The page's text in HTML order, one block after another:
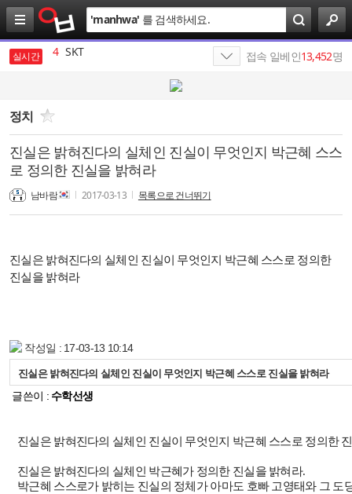
검
색
'manhwa' 를 검색하세요.
실시간
4 SKT
5 나스미디어
7
8
엔비디아
9 SK텔레콤
10
SK네트웍스
접속 일베인13,452명
정치
진실은 밝혀진다의 실체인 진실이 무엇인지 박근혜 스스
로 정의한 진실을 밝혀라
남바람 2017-03-13 목록으로 건너뛰기
진실은 밝혀진다의 실체인 진실이 무엇인지 박근혜 스스로 정의한
진실을 밝혀라
작성일 : 17-03-13 10:14
진실은 밝혀진다의 실체인 진실이 무엇인지 박근혜 스스로 진실을 밝혀라
글쓴이 : 수학선생
진실은 밝혀진다의 실체인 진실이 무엇인지 박근혜 스스로 정의한
진실은 밝혀진다의 실체인 박근혜가 정의한 진실을 밝혀라.
박근혜 스스로가 밝히는 진실의 정체가 아마도 호빠 고영태와 그 도